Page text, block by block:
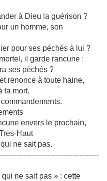
à Dieu la guérison ?
un homme, son
ses péchés à lui ?
il garde rancune ;
péchés ?
à toute haine,
mort,
envers le prochain,
Haut
ne sait pas.
sait pas » : cette